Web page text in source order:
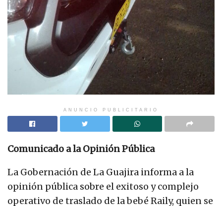
ANUNCIO PUBLICITARIO
Comunicado a la Opinión Pública
La Gobernación de La Guajira informa a la
opinión pública sobre el exitoso y complejo
operativo de traslado de la bebé Raily, quien se